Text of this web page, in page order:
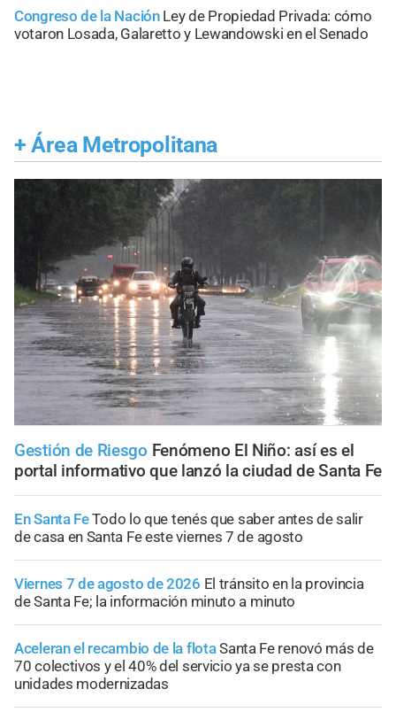
Congreso de la Nación Ley de Propiedad Privada: cómo
votaron Losada, Galaretto y Lewandowski en el Senado
+ Área Metropolitana
Gestión de Riesgo Fenómeno El Niño: así es el
portal informativo que lanzó la ciudad de Santa Fe
En Santa FeTodo lo que tenés que saber antes de salir
de casa en Santa Fe este viernes 7 de agosto
Viernes 7 de agosto de 2026 El tránsito en la provincia
de Santa Fe; la información minuto a minuto
Aceleran el recambio de la flotaSanta Fe renovó más de
70 colectivos y el 40% del servicio ya se presta con
unidades modernizadas